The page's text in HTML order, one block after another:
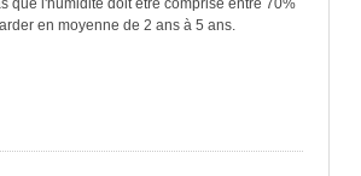
que l'humidité doit être comprise entre 70%
en moyenne de 2 ans à 5 ans.